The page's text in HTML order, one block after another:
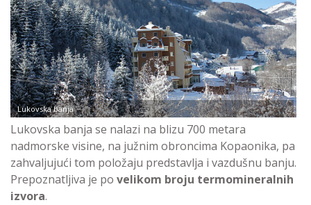
Lukovska banja
Lukovska banja se nalazi na blizu 700 metara
nadmorske visine, na južnim obroncima Kopaonika, pa
zahvaljujući tom položaju predstavlja i vazdušnu banju.
Prepoznatljiva je po velikom broju termomineralnih
izvora.